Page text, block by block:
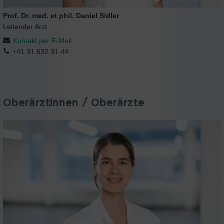
Prof. Dr. med. et phil. Daniel Sidler
Leitender Arzt
Kontakt per E-Mail
+41 31 632 31 44
Oberärztinnen / Oberärzte